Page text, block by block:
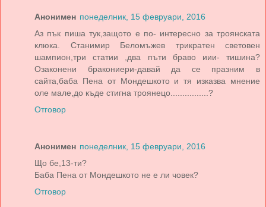
Анонимен понеделник, 15 февруари, 2016
Аз пък пиша тук,защото е по- интересно за троянската
клюка. Станимир Беломъжев трикратен световен
шампион,три статии ,два пъти браво иии- тишина?
Озаконени бракониери-давай да се празним в
сайта,баба Пена от Мондешкото и тя изказва мнение
оле мале,до къде стигна троянецо................?
Отговор
Анонимен понеделник, 15 февруари, 2016
Що бе,13-ти?
Баба Пена от Мондешкото не е ли човек?
Отговор